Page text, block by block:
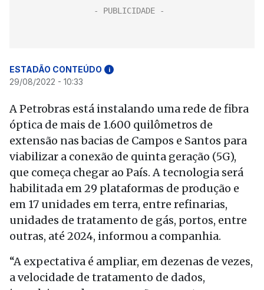
ESTADÃO CONTEÚDO i
29/08/2022 - 10:33
A Petrobras está instalando uma rede de fibra
óptica de mais de 1.600 quilômetros de
extensão nas bacias de Campos e Santos para
viabilizar a conexão de quinta geração (5G),
que começa chegar ao País. A tecnologia será
habilitada em 29 plataformas de produção e
em 17 unidades em terra, entre refinarias,
unidades de tratamento de gás, portos, entre
outras, até 2024, informou a companhia.
“A expectativa é ampliar, em dezenas de vezes,
a velocidade de tratamento de dados,